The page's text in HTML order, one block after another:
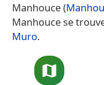
Manhouce (
Manhouce se
Muro.